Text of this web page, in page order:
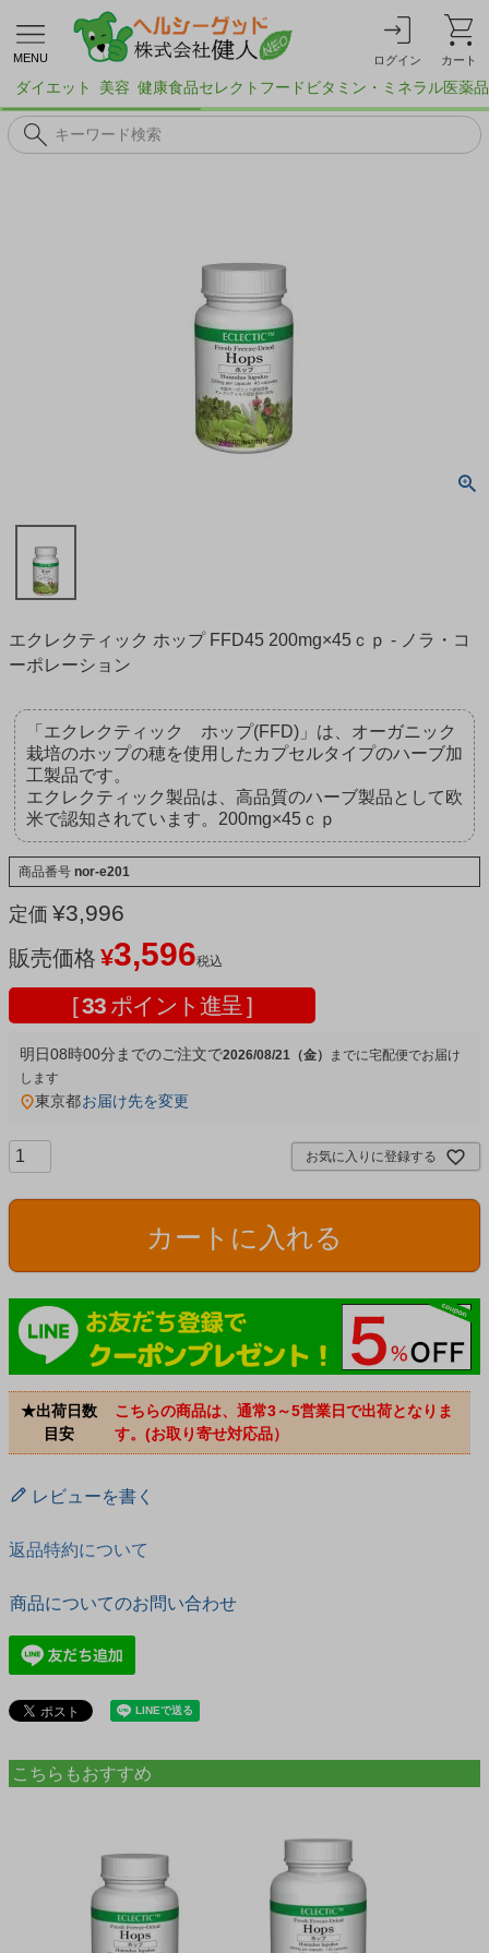
MENU ログイン カート
ダイエット 美容 健康食品セレクトフード ビタミン・ミネラル医薬品
エクレクティック ホップ FFD45 200mg×45ｃｐ - ノラ・コ
ーポレーション
「エクレクティック ホップ(FFD)」は、オーガニック
栽培のホップの穂を使用したカプセルタイプのハーブ加
工製品です。
エクレクティック製品は、高品質のハーブ製品として欧
米で認知されています。200mg×45ｃｐ
商品番号 nor-e201
定価 ¥3,996
販売価格 ¥3,596税込
[33 ポイント進呈 ]
明日08時00分 までのご注文で2026/08/21（金） 宅配便
東京都お届け先を変更
お気に入りに登録する
カートに入れる
★出荷日数
目安
こちらの商品は、通常3～5営業日で出荷となりま
す。(お取り寄せ対応品）
レビューを書く
返品特約について
商品についてのお問い合わせ
こちらもおすすめ